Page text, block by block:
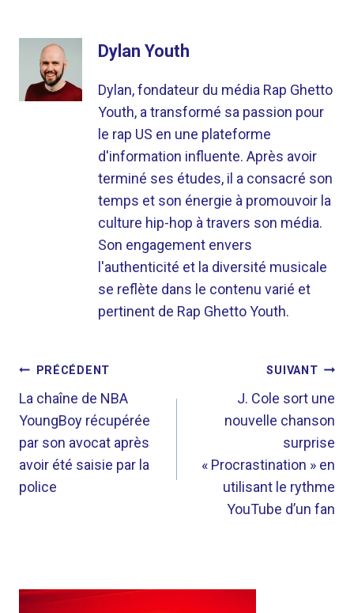
Dylan Youth
Dylan, fondateur du média Rap Ghetto
Youth, a transformé sa passion pour
le rap US en une plateforme
d'information influente. Après avoir
terminé ses études, il a consacré son
temps et son énergie à promouvoir la
culture hip-hop à travers son média.
Son engagement envers
l'authenticité et la diversité musicale
se reflète dans le contenu varié et
pertinent de Rap Ghetto Youth.
NAVIGATION
DE
L’ARTICLE
PRÉCÉDENT
La chaîne de NBA
YoungBoy récupérée
par son avocat après
avoir été saisie par la
police
SUIVANT
J. Cole sort une
nouvelle chanson
surprise
« Procrastination » en
utilisant le rythme
YouTube d’un fan